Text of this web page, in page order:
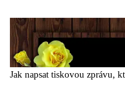
Jak napsat tiskovou zprávu,